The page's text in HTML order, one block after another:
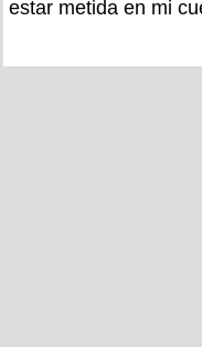
estar metida en mi